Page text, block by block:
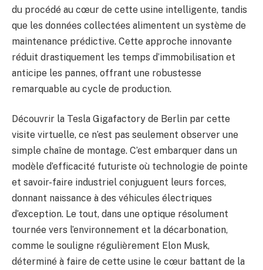
du procédé au cœur de cette usine intelligente, tandis
que les données collectées alimentent un système de
maintenance prédictive. Cette approche innovante
réduit drastiquement les temps d’immobilisation et
anticipe les pannes, offrant une robustesse
remarquable au cycle de production.
Découvrir la Tesla Gigafactory de Berlin par cette
visite virtuelle, ce n’est pas seulement observer une
simple chaîne de montage. C’est embarquer dans un
modèle d’efficacité futuriste où technologie de pointe
et savoir-faire industriel conjuguent leurs forces,
donnant naissance à des véhicules électriques
d’exception. Le tout, dans une optique résolument
tournée vers l’environnement et la décarbonation,
comme le souligne régulièrement Elon Musk,
déterminé à faire de cette usine le cœur battant de la